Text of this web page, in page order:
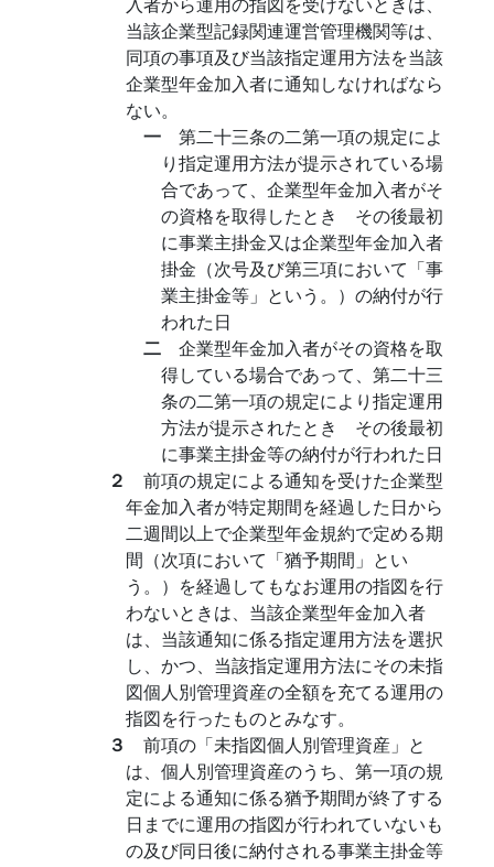
当該企業型記録関連運営管理機関等は、
同項の事項及び当該指定運用方法を当該
企業型年金加入者に通知しなければなら
ない。
一 第二十三条の二第一項の規定によ
り指定運用方法が提示されている場
合であって、企業型年金加入者がそ
の資格を取得したとき その後最初
に事業主掛金又は企業型年金加入者
掛金（次号及び第三項において「事
業主掛金等」という。）の納付が行
われた日
二 企業型年金加入者がその資格を取
得している場合であって、第二十三
条の二第一項の規定により指定運用
方法が提示されたとき その後最初
に事業主掛金等の納付が行われた日
２ 前項の規定による通知を受けた企業型
年金加入者が特定期間を経過した日から
二週間以上で企業型年金規約で定める期
間（次項において「猶予期間」とい
う。）を経過してもなお運用の指図を行
わないときは、当該企業型年金加入者
は、当該通知に係る指定運用方法を選択
し、かつ、当該指定運用方法にその未指
図個人別管理資産の全額を充てる運用の
指図を行ったものとみなす。
３ 前項の「未指図個人別管理資産」と
は、個人別管理資産のうち、第一項の規
定による通知に係る猶予期間が終了する
日までに運用の指図が行われていないも
の及び同日後に納付される事業主掛金等